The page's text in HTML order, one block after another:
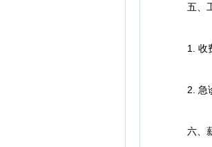
五、工
1. 收费
2. 急诊
六、薪